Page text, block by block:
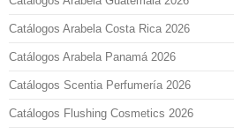
Catálogos Arabela Costa Rica 2026
Catálogos Arabela Panamá 2026
Catálogos Scentia Perfumería 2026
Catálogos Flushing Cosmetics 2026